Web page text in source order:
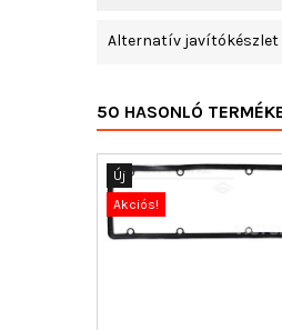
Alternatív javítókészlet
50 HASONLÓ
Új
Akciós!